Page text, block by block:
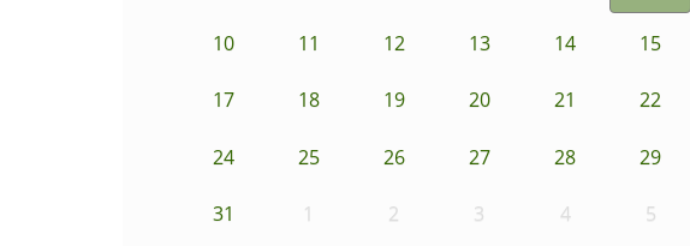
10 11 12 13 14 15
17 18 19 20 21 22
24 25 26 27 28 29
31 1 2 3 4 5